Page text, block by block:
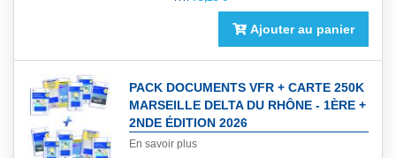
Ajouter au panier
PACK DOCUMENTS VFR + CARTE 250K
MARSEILLE DELTA DU RHÔNE - 1ÈRE +
2NDE ÉDITION 2026
En savoir plus